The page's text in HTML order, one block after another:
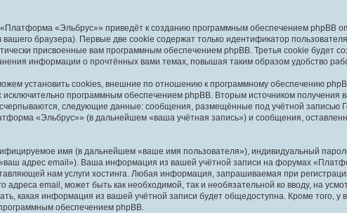
«Эльбрус»» приведёт к созданию программным обеспечением phpBB
браузера). Первые две cookie содержат только идентификатор
присвоенные вам программным обеспечением phpBB. Третья cookie будет
информации о прочтённых вами темах, повышая таким образом удобство
установить cookies, внешние по отношению к программному обеспечению
исключительно программным обеспечением phpBB. Вторым источником
следующие данные: сообщения, размещённые под учётной записью
«Эльбрус»» (в дальнейшем «ваша учётная запись») и сообщения,
имя (в дальнейшем «ваше имя пользователя»), индивидуальный
адрес email»). Ваша информация из вашей учётной записи на форумах
нам услуги хостинга. Любая информация, запрашиваемая при
email, может быть как необходимой, так и необязательной ко вводу, на
какая информация из вашей учётной записи будет общедоступна. Кроме того, у
обеспечением phpBB.